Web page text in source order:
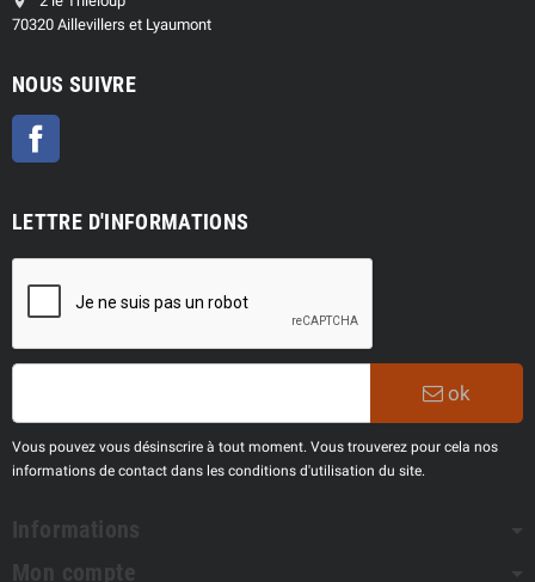
70320 Aillevillers et Lyaumont
NOUS SUIVRE
LETTRE D'INFORMATIONS
ok
Vous pouvez vous désinscrire à tout moment. Vous trouverez pour cela nos
informations de contact dans les conditions d'utilisation du site.
Informations
Mon compte